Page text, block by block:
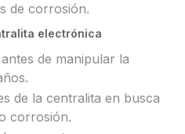
de corrosión.
electrónica
de manipular la
de la centralita en busca
corrosión.